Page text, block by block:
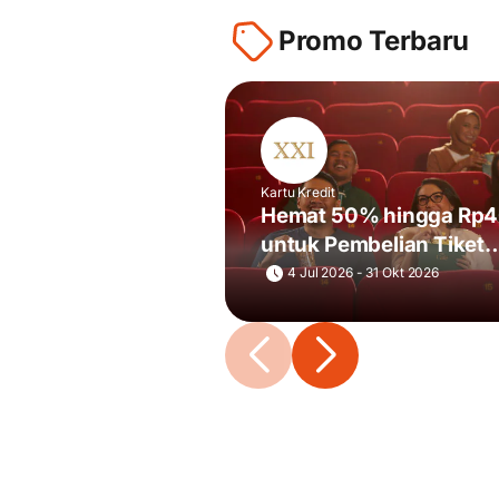
Promo Terbaru
Kartu Kredit
Hemat 50% hingga
untuk Pembelian Tiket
Nonton Cinema XXI
Deluxe via m.tix Setiap
4 Jul 2026 - 31 Okt 2026